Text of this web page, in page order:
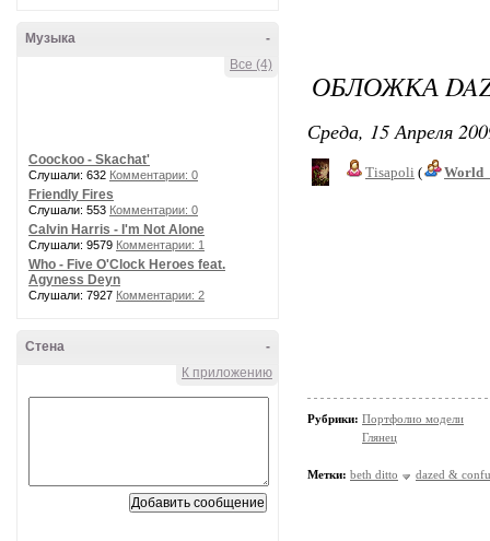
-
Музыка
Все (4)
Coockoo - Skachat'
Слушали: 632 Комментарии: 0
Friendly Fires
Слушали: 553 Комментарии: 0
Calvin Harris - I'm Not Alone
Слушали: 9579 Комментарии: 1
Who - Five O'Clock Heroes feat.
Agyness Deyn
Слушали: 7927 Комментарии: 2
-
Стена
К приложению
ОБЛОЖКА
Среда, 15 Апреля
Tisapoli (
Рубрики: Портфолио модели
Глянец
Метки: beth ditto dazed &